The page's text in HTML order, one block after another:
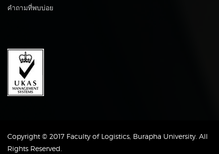
คำถามที่พบบ่อย
Copyright © 2017 Faculty of Logistics, Burapha University. All
Rights Reserved.